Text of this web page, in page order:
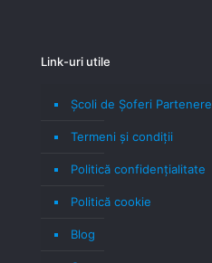
Link-uri utile
Școli de Șoferi Partenere
Termeni şi condiţii
Politică confidenţialitate
Politică cookie
Blog